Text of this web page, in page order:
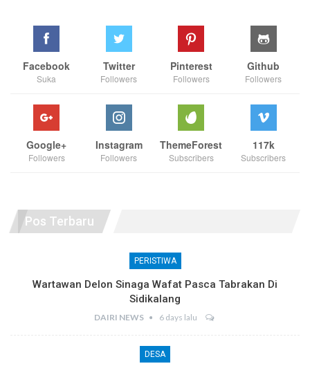
Facebook
Suka
Twitter
Followers
Pinterest
Followers
Github
Followers
Google+
Followers
Instagram
Followers
ThemeForest
Subscribers
117k
Subscribers
Pos Terbaru
PERISTIWA
Wartawan Delon Sinaga Wafat Pasca Tabrakan Di
Sidikalang
DAIRI NEWS 6 days lalu
DESA